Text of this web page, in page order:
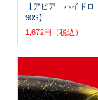
【アピア ハイド
90S】
1,672円（税込）